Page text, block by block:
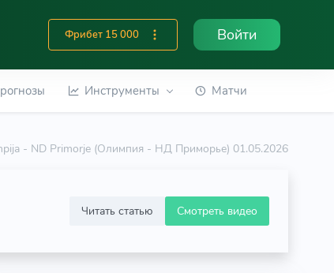
Фрибет 15 000 Войти
Инструменты Матчи
- ND Primorje (Олимпия - НД Приморье) 01.05.2026
Читать статью Смотреть видео